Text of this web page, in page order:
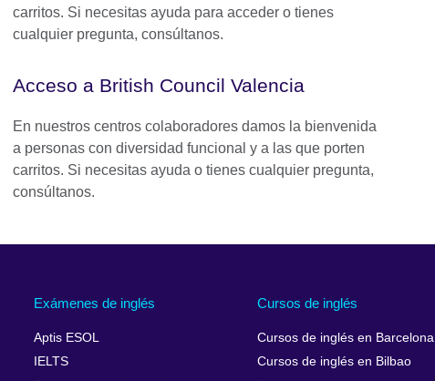
carritos. Si necesitas ayuda para acceder o tienes
cualquier pregunta, consúltanos.
Acceso a British Council Valencia
En nuestros centros colaboradores damos la bienvenida
a personas con diversidad funcional y a las que porten
carritos. Si necesitas ayuda o tienes cualquier pregunta,
consúltanos.
Exámenes de inglés
Aptis ESOL
IELTS
Cursos de inglés
Cursos de inglés en Barcelona
Cursos de inglés en Bilbao